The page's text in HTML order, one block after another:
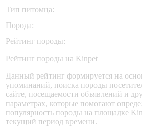
Тип питомца:
Порода:
Рейтинг породы:
Рейтинг породы на Kinpet
Данный рейтинг формируется на
упоминаний, поиска породы
сайте, посещаемости объявлений и
параметрах, которые помогают
популярность породы на площадке
текущий период времени.